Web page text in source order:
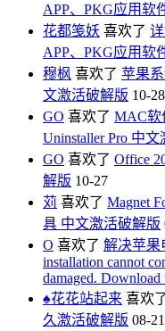
APP、PKG应用软
花都笺妖 喜欢了
APP、PKG应用软
穆枫 喜欢了 苹果
文激活破解版 10-28
GO 喜欢了 MAC软
Uninstaller Pro 中
GO 喜欢了 Office
解版 10-27
苅 喜欢了 Magnet
具 中文激活破解版
O 喜欢了 解决苹果
installation cannot
damaged. Download
♠️花花站起来 喜欢
久激活破解版 08-21